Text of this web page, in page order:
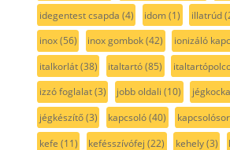
idegentest csapda (4) idom(1) illatrúd
inox(56) inox gombok(42) ionizáló
italkorlát(38) italtartó(85)
izzó foglalat(3) jobb oldali (10)
jégkészítő(3) kapcsoló(40) kapcsolósor
kefe (11) kefésszívófej (22) kehely(3)